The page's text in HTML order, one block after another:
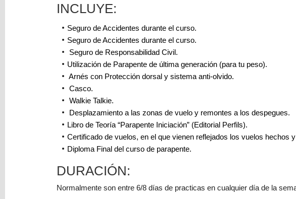
INCLUYE:
Seguro de Accidentes durante el curso.
Seguro de Accidentes durante el curso.
Seguro de Responsabilidad Civil.
Utilización de Parapente de última generación (para tu peso).
Arnés con Protección dorsal y sistema anti-olvido.
Casco.
Walkie Talkie.
Desplazamiento a las zonas de vuelo y remontes a los despegues.
Libro de Teoría “Parapente Iniciación” (Editorial Perfils).
Certificado de vuelos, en el que vienen reflejados los vuelos
Diploma Final del curso de parapente.
DURACIÓN:
Normalmente son entre 6/8 días de practicas en cualquier día de la